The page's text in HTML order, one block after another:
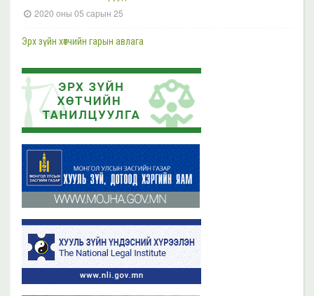
Тусгай илтгэгч Маргарет Саттертуэйтыг хүлээн авч уулзлаа
Эрх зүйн хөтчийн цахим сургалтын платформ /elearn.nli.gov.mn/ -д
байршсан сургалтын жагсаалттай танилцана уу
2023 оны 11 сарын 02
Бүх мэдээ
2020 оны 05 сарын 25
Эрх зүйн хөтчийн гарын авлага
Эрх зүйн хөтөч бэлтгэх сургалтын хөтөлбөр
2019 оны 06 сарын 21